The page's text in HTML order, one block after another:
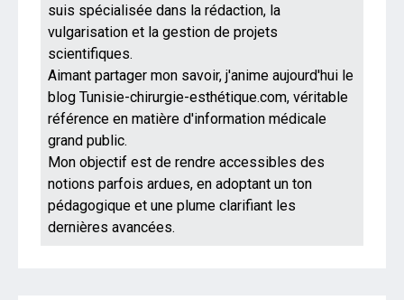
suis spécialisée dans la rédaction, la
vulgarisation et la gestion de projets
scientifiques.
Aimant partager mon savoir, j'anime aujourd'hui le
blog Tunisie-chirurgie-esthétique.com, véritable
référence en matière d'information médicale
grand public.
Mon objectif est de rendre accessibles des
notions parfois ardues, en adoptant un ton
pédagogique et une plume clarifiant les
dernières avancées.